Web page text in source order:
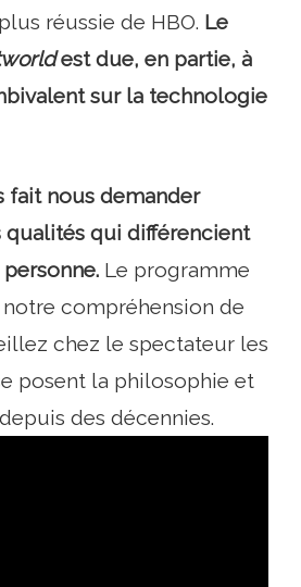
réussie de HBO. Le
est due, en partie, à
sur la technologie
fait nous demander
qualités qui différencient
Le programme
compréhension de
chez le spectateur les
posent la philosophie et
des décennies.